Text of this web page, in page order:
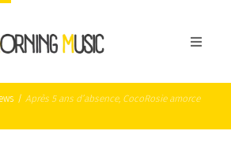
/ Après 5 ans d’absence, CocoRosie amorce